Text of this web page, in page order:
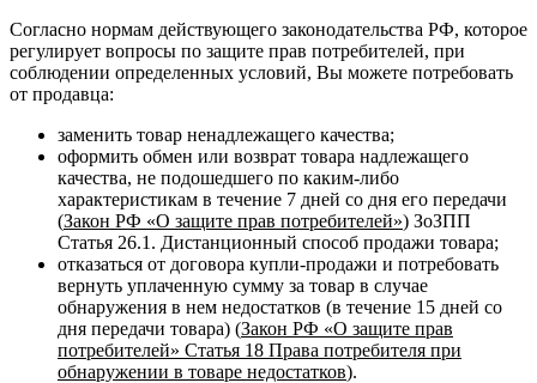
Согласно нормам действующего законодательства РФ, которое
регулирует вопросы по защите прав потребителей, при
соблюдении определенных условий, Вы можете потребовать
от продавца:
заменить товар ненадлежащего качества;
оформить обмен или возврат товара надлежащего
качества, не подошедшего по каким-либо
характеристикам в течение 7 дней со дня его передачи
(Закон РФ «О защите прав потребителей») ЗоЗПП
Статья 26.1. Дистанционный способ продажи товара;
отказаться от договора купли-продажи и потребовать
вернуть уплаченную сумму за товар в случае
обнаружения в нем недостатков (в течение 15 дней со
дня передачи товара) (Закон РФ «О защите прав
потребителей» Статья 18 Права потребителя при
обнаружении в товаре недостатков).